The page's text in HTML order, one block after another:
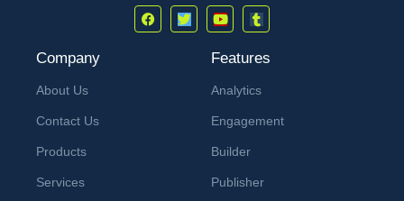
Company
About Us
Contact Us
Products
Services
Features
Analytics
Engagement
Builder
Publisher